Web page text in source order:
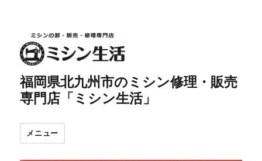
福岡県北九州市のミシン修理・販売
専門店「ミシン生活」
メニュー